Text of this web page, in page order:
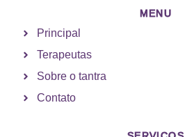
MENU
Principal
Terapeutas
Sobre o tantra
Contato